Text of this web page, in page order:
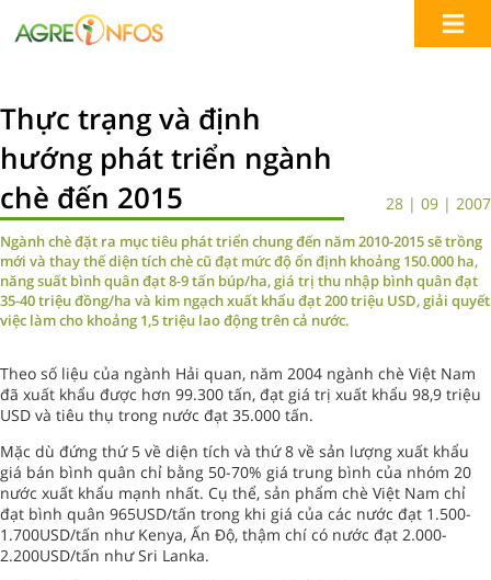
Thực trạng và định
hướng phát triển ngành
chè đến 2015
28 | 09 | 2007
Ngành chè đặt ra mục tiêu phát triển chung đến năm 2010-2015 sẽ trồng
mới và thay thế diện tích chè cũ đạt mức độ ổn định khoảng 150.000 ha,
năng suất bình quân đạt 8-9 tấn búp/ha, giá trị thu nhập bình quân đạt
35-40 triệu đồng/ha và kim ngạch xuất khẩu đạt 200 triệu USD, giải quyết
việc làm cho khoảng 1,5 triệu lao động trên cả nước.
Theo số liệu của ngành Hải quan, năm 2004 ngành chè Việt Nam
đã xuất khẩu được hơn 99.300 tấn, đạt giá trị xuất khẩu 98,9 triệu
USD và tiêu thụ trong nước đạt 35.000 tấn.
Mặc dù đứng thứ 5 về diện tích và thứ 8 về sản lượng xuất khẩu
giá bán bình quân chỉ bằng 50-70% giá trung bình của nhóm 20
nước xuất khẩu mạnh nhất. Cụ thể, sản phẩm chè Việt Nam chỉ
đạt bình quân 965USD/tấn trong khi giá của các nước đạt 1.500-
1.700USD/tấn như Kenya, Ấn Độ, thậm chí có nước đạt 2.000-
2.200USD/tấn như Sri Lanka.